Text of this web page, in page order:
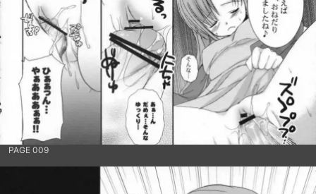
PAGE 009